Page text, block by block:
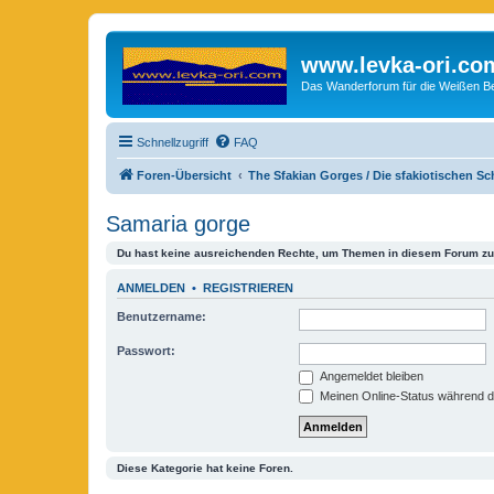
www.levka-
Das Wanderforum für die Weißen
Schnellzugriff FAQ
Foren-Übersicht The Sfakian Gorges / Die sfakiotischen
Samaria gorge
Du hast keine ausreichenden Rechte, um Themen in diesem Forum
ANMELDEN • REGISTRIEREN
Benutzername:
Passwort:
Angemeldet bleiben
Meinen Online-Status während
Diese Kategorie hat keine Foren.